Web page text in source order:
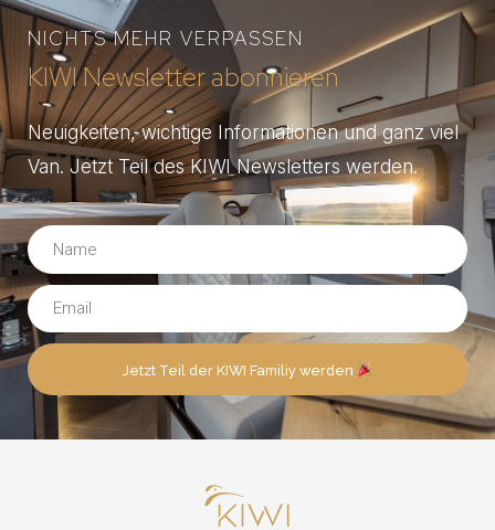
NICHTS MEHR VERPASSEN
KIWI Newsletter abonnieren
Neuigkeiten, wichtige Informationen und ganz viel
Van. Jetzt Teil des KIWI Newsletters werden.
Jetzt Teil der KIWI Familiy werden